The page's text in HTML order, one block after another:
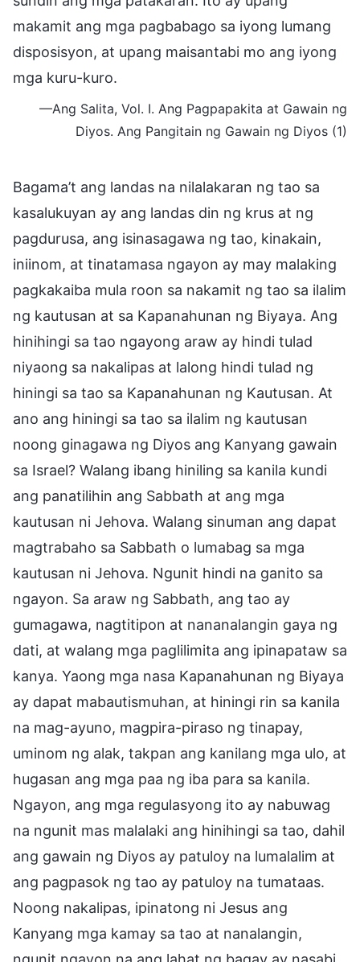
makamit ang mga pagbabago sa iyong lumang
disposisyon, at upang maisantabi mo ang iyong
mga kuru-kuro.
—Ang Salita, Vol. I. Ang Pagpapakita at Gawain ng
Diyos. Ang Pangitain ng Gawain ng Diyos (1)
Bagama’t ang landas na nilalakaran ng tao sa
kasalukuyan ay ang landas din ng krus at ng
pagdurusa, ang isinasagawa ng tao, kinakain,
iniinom, at tinatamasa ngayon ay may malaking
pagkakaiba mula roon sa nakamit ng tao sa ilalim
ng kautusan at sa Kapanahunan ng Biyaya. Ang
hinihingi sa tao ngayong araw ay hindi tulad
niyaong sa nakalipas at lalong hindi tulad ng
hiningi sa tao sa Kapanahunan ng Kautusan. At
ano ang hiningi sa tao sa ilalim ng kautusan
noong ginagawa ng Diyos ang Kanyang gawain
sa Israel? Walang ibang hiniling sa kanila kundi
ang panatilihin ang Sabbath at ang mga
kautusan ni Jehova. Walang sinuman ang dapat
magtrabaho sa Sabbath o lumabag sa mga
kautusan ni Jehova. Ngunit hindi na ganito sa
ngayon. Sa araw ng Sabbath, ang tao ay
gumagawa, nagtitipon at nananalangin gaya ng
dati, at walang mga paglilimita ang ipinapataw sa
kanya. Yaong mga nasa Kapanahunan ng Biyaya
ay dapat mabautismuhan, at hiningi rin sa kanila
na mag-ayuno, magpira-piraso ng tinapay,
uminom ng alak, takpan ang kanilang mga ulo, at
hugasan ang mga paa ng iba para sa kanila.
Ngayon, ang mga regulasyong ito ay nabuwag
na ngunit mas malalaki ang hinihingi sa tao, dahil
ang gawain ng Diyos ay patuloy na lumalalim at
ang pagpasok ng tao ay patuloy na tumataas.
Noong nakalipas, ipinatong ni Jesus ang
Kanyang mga kamay sa tao at nanalangin,